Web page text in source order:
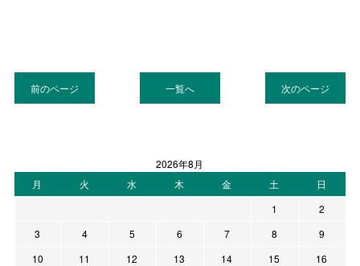
前のページ 一覧へ 次のページ
2026年8月
月
火 水 木 金 土 日
1
2
3
4 5 6 7 8
9
10
11 12 13 14 15
16